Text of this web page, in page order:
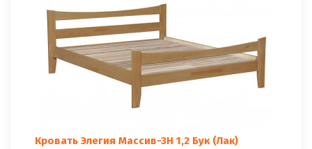
Кровать Элегия Массив-3Н 1,2 Бук (Лак)